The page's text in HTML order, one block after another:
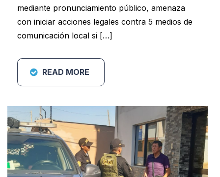
mediante pronunciamiento público, amenaza
con iniciar acciones legales contra 5 medios de
comunicación local si […]
READ MORE